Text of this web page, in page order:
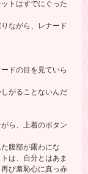
トはすでにぐった
ながら、レナード
ドの目を見ていら
がることないんだ
ら、上着のボタン
腹部が露わにな
は、自分とはあま
び羞恥心に真っ赤